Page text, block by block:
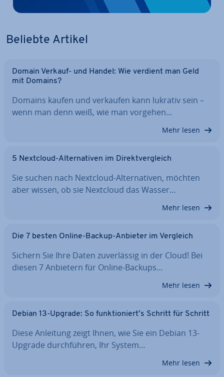
Beliebte Artikel
Domain Verkauf- und Handel: Wie verdient man Geld
mit Domains?
Domains kaufen und verkaufen kann lukrativ sein –
wenn man denn weiß, wie man vorgehen…
Mehr lesen
5 Nextcloud-Al­ter­na­ti­ven im Di­rekt­ver­gleich
Sie suchen nach Nextcloud-Al­ter­na­ti­ven, möchten
aber wissen, ob sie Nextcloud das Wasser…
Mehr lesen
Die 7 besten Online-Backup-Anbieter im Vergleich
Sichern Sie Ihre Daten zu­ver­läs­sig in der Cloud! Bei
diesen 7 Anbietern für Online-Backups…
Mehr lesen
Debian 13-Upgrade: So funk­tio­niert’s Schritt für Schritt
Diese Anleitung zeigt Ihnen, wie Sie ein Debian 13-
Upgrade durch­füh­ren, Ihr System…
Mehr lesen